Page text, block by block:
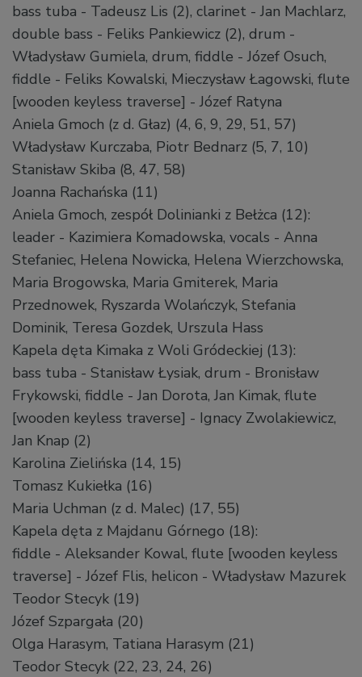
bass tuba - Tadeusz Lis (2), clarinet - Jan Machlarz,
double bass - Feliks Pankiewicz (2), drum -
Władysław Gumiela, drum, fiddle - Józef Osuch,
fiddle - Feliks Kowalski, Mieczysław Łagowski, flute
[wooden keyless traverse] - Józef Ratyna
Aniela Gmoch (z d. Głaz) (4, 6, 9, 29, 51, 57)
Władysław Kurczaba, Piotr Bednarz (5, 7, 10)
Stanisław Skiba (8, 47, 58)
Joanna Rachańska (11)
Aniela Gmoch, zespół Dolinianki z Bełżca (12):
leader - Kazimiera Komadowska, vocals - Anna
Stefaniec, Helena Nowicka, Helena Wierzchowska,
Maria Brogowska, Maria Gmiterek, Maria
Przednowek, Ryszarda Wolańczyk, Stefania
Dominik, Teresa Gozdek, Urszula Hass
Kapela dęta Kimaka z Woli Gródeckiej (13):
bass tuba - Stanisław Łysiak, drum - Bronisław
Frykowski, fiddle - Jan Dorota, Jan Kimak, flute
[wooden keyless traverse] - Ignacy Zwolakiewicz,
Jan Knap (2)
Karolina Zielińska (14, 15)
Tomasz Kukiełka (16)
Maria Uchman (z d. Malec) (17, 55)
Kapela dęta z Majdanu Górnego (18):
fiddle - Aleksander Kowal, flute [wooden keyless
traverse] - Józef Flis, helicon - Władysław Mazurek
Teodor Stecyk (19)
Józef Szpargała (20)
Olga Harasym, Tatiana Harasym (21)
Teodor Stecyk (22, 23, 24, 26)